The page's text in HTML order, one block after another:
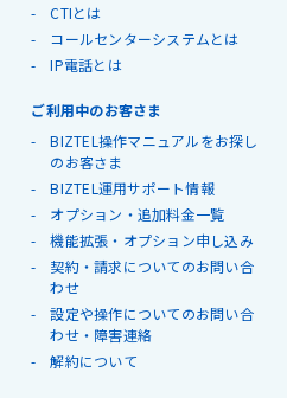
CTIとは
コールセンターシステムとは
IP電話とは
ご利用中のお客さま
BIZTEL操作マニュアルをお探し
のお客さま
BIZTEL運用サポート情報
オプション・追加料金一覧
機能拡張・オプション申し込み
契約・請求についてのお問い合
わせ
設定や操作についてのお問い合
わせ・障害連絡
解約について